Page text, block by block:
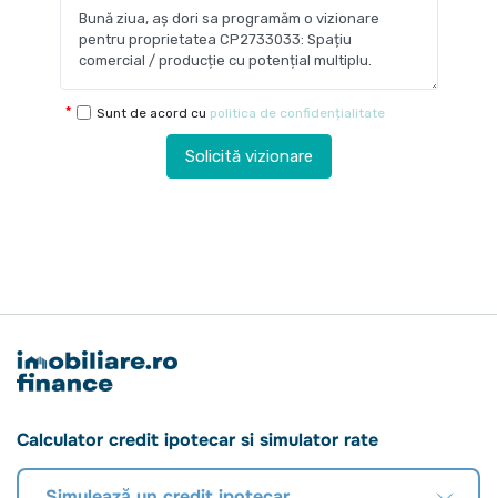
Sunt de acord cu politica de confidențialitate
Solicită vizionare